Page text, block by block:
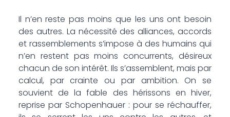
Il n’en reste pas moins que les uns ont besoin
des autres. La nécessité des alliances, accords
et rassemblements s’impose à des humains qui
n’en restent pas moins concurrents, désireux
chacun de son intérêt. Ils s’assemblent, mais par
calcul, par crainte ou par ambition. On se
souvient de la fable des hérissons en hiver,
reprise par Schopenhauer : pour se réchauffer,